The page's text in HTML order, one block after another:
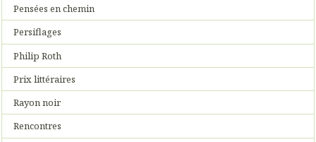
Pensées en chemin
Persiflages
Philip Roth
Prix littéraires
Rayon noir
Rencontres